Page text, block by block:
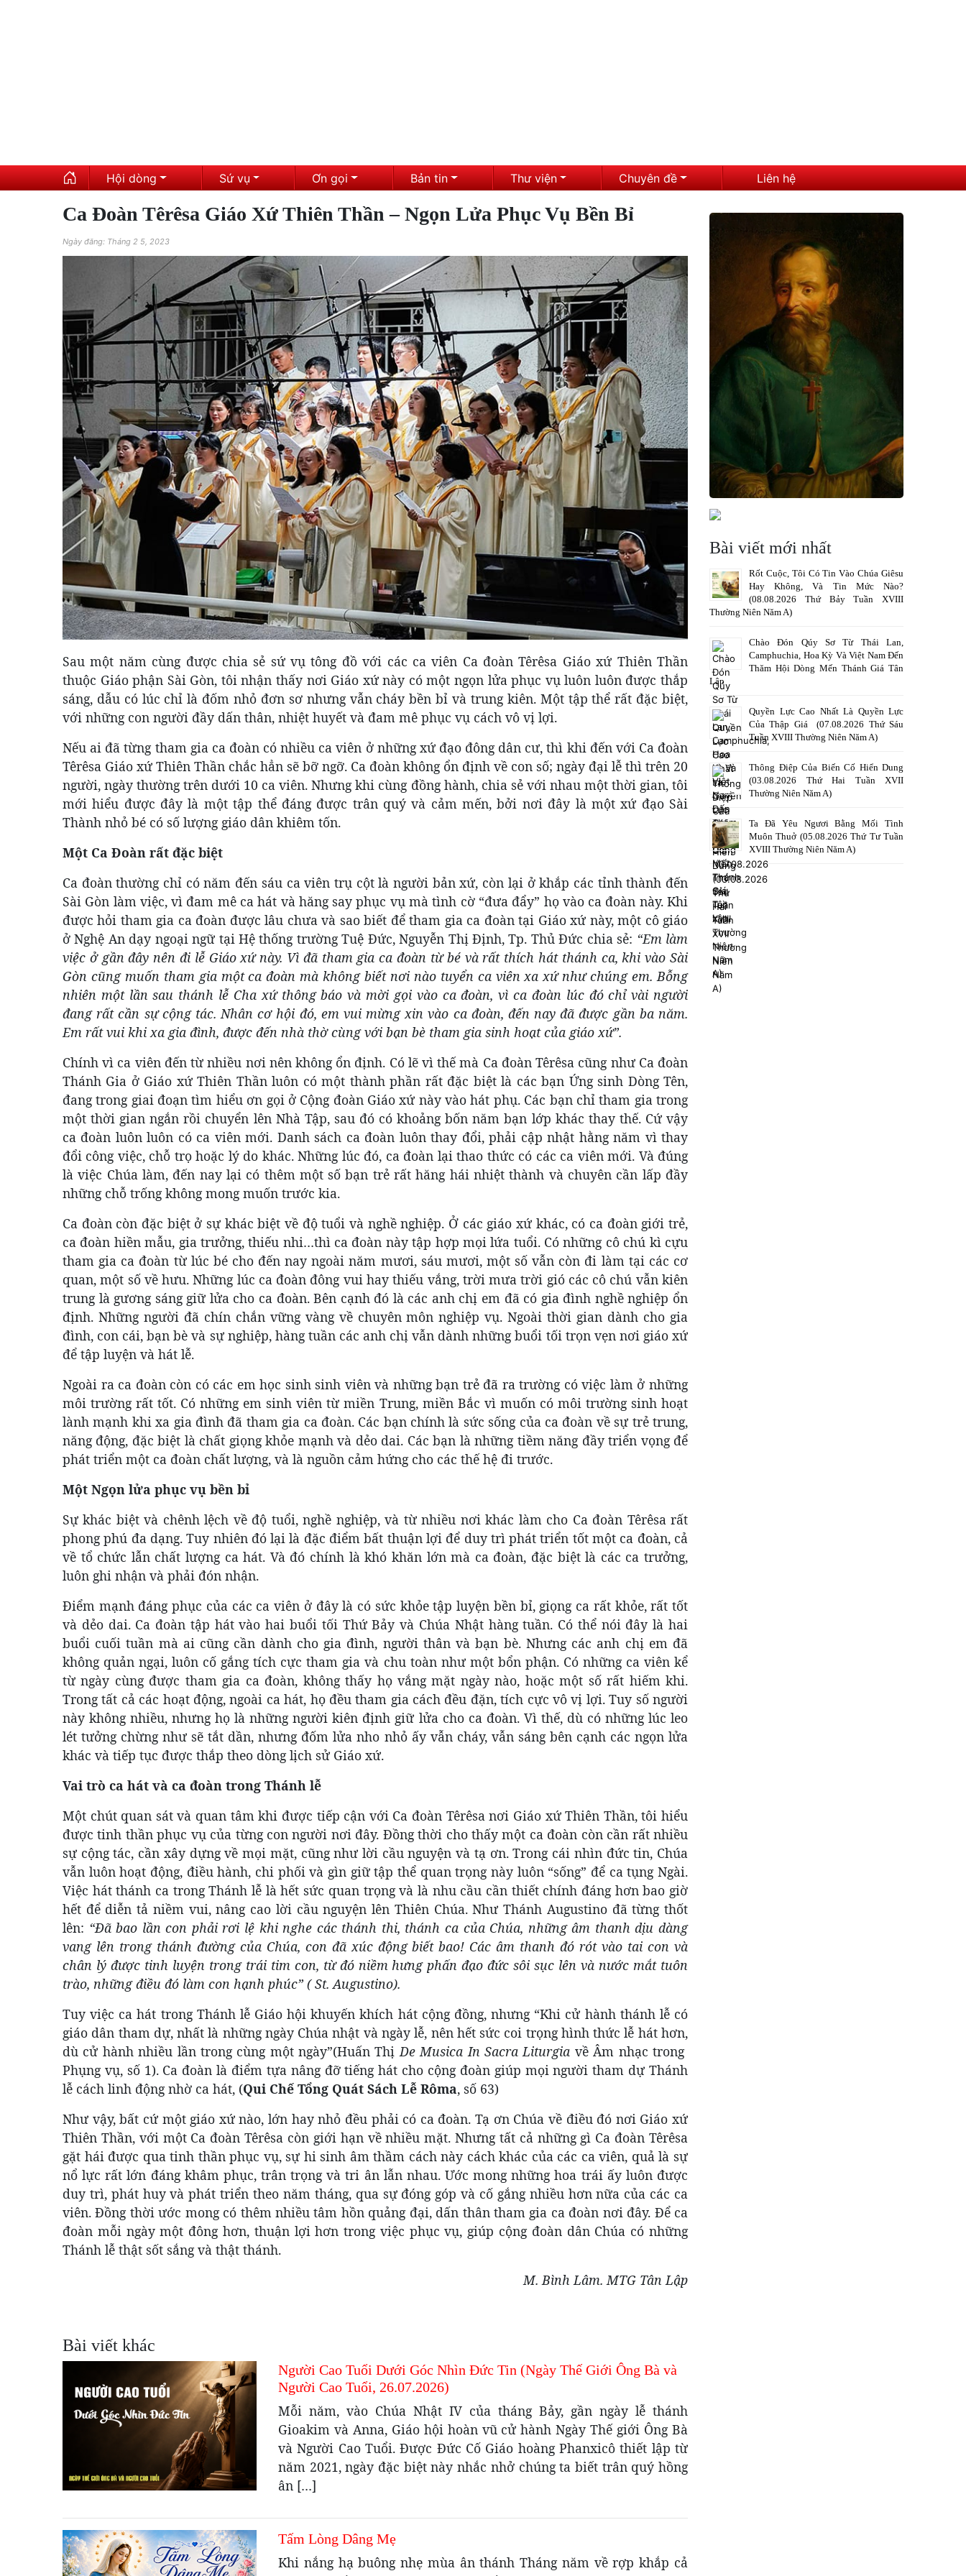
Hội dòng Sứ vụ Ơn gọi Bản tin Thư viện Chuyên đề Liên hệ
Ca Đoàn Têrêsa Giáo Xứ Thiên Thần – Ngọn Lửa Phục Vụ Bền Bỉ
Ngày đăng: Tháng 2 5, 2023
Sau một năm cùng được chia sẻ sứ vụ tông đồ với các ca viên Ca đoàn Têrêsa Giáo xứ Thiên Thần
thuộc Giáo phận Sài Gòn, tôi nhận thấy nơi Giáo xứ này có một ngọn lửa phục vụ luôn luôn được thắp
sáng, dẫu có lúc chỉ là đốm nhỏ đơn sơ nhưng vẫn cháy bền bỉ và trung kiên. Một tập thể rất đặc biệt,
với những con người đầy dấn thân, nhiệt huyết và đam mê phục vụ cách vô vị lợi.
Nếu ai đã từng tham gia ca đoàn có nhiều ca viên ở những xứ đạo đông dân cư, thì khi đến với Ca đoàn
Têrêsa Giáo xứ Thiên Thần chắc hẳn sẽ bỡ ngỡ. Ca đoàn không ổn định về con số; ngày đại lễ thì trên 20
người, ngày thường trên dưới 10 ca viên. Nhưng khi cùng đồng hành, chia sẻ với nhau một thời gian, tôi
mới hiểu được đây là một tập thể đáng được trân quý và cảm mến, bởi nơi đây là một xứ đạo Sài
Thành nhỏ bé có số lượng giáo dân khiêm tốn.
Một Ca Đoàn rất đặc biệt
Ca đoàn thường chỉ có năm đến sáu ca viên trụ cột là người bản xứ, còn lại ở khắp các tỉnh thành đến
Sài Gòn làm việc, vì đam mê ca hát và hăng say phục vụ mà tình cờ “đưa đẩy” họ vào ca đoàn này. Khi
được hỏi tham gia ca đoàn được lâu chưa và sao biết để tham gia ca đoàn tại Giáo xứ này, một cô giáo
ở Nghệ An dạy ngoại ngữ tại Hệ thống trường Tuệ Đức, Nguyễn Thị Định, Tp. Thủ Đức chia sẻ: “Em làm
việc ở gần đây nên đi lễ Giáo xứ này. Vì đã tham gia ca đoàn từ bé và rất thích hát thánh ca, khi vào Sài
Gòn cũng muốn tham gia một ca đoàn mà không biết nơi nào tuyển ca viên xa xứ như chúng em. Bỗng
nhiên một lần sau thánh lễ Cha xứ thông báo và mời gọi vào ca đoàn, vì ca đoàn lúc đó chỉ vài người
đang rất cần sự cộng tác. Nhân cơ hội đó, em vui mừng xin vào ca đoàn, đến nay đã được gần ba năm.
Em rất vui khi xa gia đình, được đến nhà thờ cùng với bạn bè tham gia sinh hoạt của giáo xứ”.
Chính vì ca viên đến từ nhiều nơi nên không ổn định. Có lẽ vì thế mà Ca đoàn Têrêsa cũng như Ca đoàn
Thánh Gia ở Giáo xứ Thiên Thần luôn có một thành phần rất đặc biệt là các bạn Ứng sinh Dòng Tên,
đang trong giai đoạn tìm hiểu ơn gọi ở Cộng đoàn Giáo xứ này vào hát phụ. Các bạn chỉ tham gia trong
một thời gian ngắn rồi chuyển lên Nhà Tập, sau đó có khoảng bốn năm bạn lớp khác thay thế. Cứ vậy
ca đoàn luôn luôn có ca viên mới. Danh sách ca đoàn luôn thay đổi, phải cập nhật hằng năm vì thay
đổi công việc, chỗ trọ hoặc lý do khác. Những lúc đó, ca đoàn lại thao thức có các ca viên mới. Và đúng
là việc Chúa làm, đến nay lại có thêm một số bạn trẻ rất hăng hái nhiệt thành và chuyên cần lấp đầy
những chỗ trống không mong muốn trước kia.
Ca đoàn còn đặc biệt ở sự khác biệt về độ tuổi và nghề nghiệp. Ở các giáo xứ khác, có ca đoàn giới trẻ,
ca đoàn hiền mẫu, gia trưởng, thiếu nhi…thì ca đoàn này tập hợp mọi lứa tuổi. Có những cô chú kì cựu
tham gia ca đoàn từ lúc bé cho đến nay ngoài năm mươi, sáu mươi, một số vẫn còn đi làm tại các cơ
quan, một số về hưu. Những lúc ca đoàn đông vui hay thiếu vắng, trời mưa trời gió các cô chú vẫn kiên
trung là gương sáng giữ lửa cho ca đoàn. Bên cạnh đó là các anh chị em đã có gia đình nghề nghiệp ổn
định. Những người đã chín chắn vững vàng về chuyên môn nghiệp vụ. Ngoài thời gian dành cho gia
đình, con cái, bạn bè và sự nghiệp, hàng tuần các anh chị vẫn dành những buổi tối trọn vẹn nơi giáo xứ
để tập luyện và hát lễ.
Ngoài ra ca đoàn còn có các em học sinh sinh viên và những bạn trẻ đã ra trường có việc làm ở những
môi trường rất tốt. Có những em sinh viên từ miền Trung, miền Bắc vì muốn có môi trường sinh hoạt
lành mạnh khi xa gia đình đã tham gia ca đoàn. Các bạn chính là sức sống của ca đoàn về sự trẻ trung,
năng động, đặc biệt là chất giọng khỏe mạnh và dẻo dai. Các bạn là những tiềm năng đầy triển vọng để
phát triển một ca đoàn chất lượng, và là nguồn cảm hứng cho các thế hệ đi trước.
Một Ngọn lửa phục vụ bền bỉ
Sự khác biệt và chênh lệch về độ tuổi, nghề nghiệp, và từ nhiều nơi khác làm cho Ca đoàn Têrêsa rất
phong phú đa dạng. Tuy nhiên đó lại là đặc điểm bất thuận lợi để duy trì phát triển tốt một ca đoàn, cả
về tổ chức lẫn chất lượng ca hát. Và đó chính là khó khăn lớn mà ca đoàn, đặc biệt là các ca trưởng,
luôn ghi nhận và phải đón nhận.
Điểm mạnh đáng phục của các ca viên ở đây là có sức khỏe tập luyện bền bỉ, giọng ca rất khỏe, rất tốt
và dẻo dai. Ca đoàn tập hát vào hai buổi tối Thứ Bảy và Chúa Nhật hàng tuần. Có thể nói đây là hai
buổi cuối tuần mà ai cũng cần dành cho gia đình, người thân và bạn bè. Nhưng các anh chị em đã
không quản ngại, luôn cố gắng tích cực tham gia và chu toàn như một bổn phận. Có những ca viên kể
từ ngày cùng được tham gia ca đoàn, không thấy họ vắng mặt ngày nào, hoặc một số rất hiếm khi.
Trong tất cả các hoạt động, ngoài ca hát, họ đều tham gia cách đều đặn, tích cực vô vị lợi. Tuy số người
này không nhiều, nhưng họ là những người kiên định giữ lửa cho ca đoàn. Vì thế, dù có những lúc leo
lét tưởng chừng như sẽ tắt dần, nhưng đốm lửa nho nhỏ ấy vẫn cháy, vẫn sáng bên cạnh các ngọn lửa
khác và tiếp tục được thắp theo dòng lịch sử Giáo xứ.
Vai trò ca hát và ca đoàn trong Thánh lễ
Một chút quan sát và quan tâm khi được tiếp cận với Ca đoàn Têrêsa nơi Giáo xứ Thiên Thần, tôi hiểu
được tinh thần phục vụ của từng con người nơi đây. Đồng thời cho thấy một ca đoàn còn cần rất nhiều
sự cộng tác, cần xây dựng về mọi mặt, cũng như lời cầu nguyện và tạ ơn. Trong cái nhìn đức tin, Chúa
vẫn luôn hoạt động, điều hành, chi phối và gìn giữ tập thể quan trọng này luôn “sống” để ca tụng Ngài.
Việc hát thánh ca trong Thánh lễ là hết sức quan trọng và là nhu cầu cần thiết chính đáng hơn bao giờ
hết để diễn tả niềm vui, nâng cao lời cầu nguyện lên Thiên Chúa. Như Thánh Augustino đã từng thốt
lên: “Đã bao lần con phải rơi lệ khi nghe các thánh thi, thánh ca của Chúa, những âm thanh dịu dàng
vang lên trong thánh đường của Chúa, con đã xúc động biết bao! Các âm thanh đó rót vào tai con và
chân lý được tinh luyện trong trái tim con, từ đó niềm hưng phấn đạo đức sôi sục lên và nước mắt tuôn
trào, những điều đó làm con hạnh phúc” ( St. Augustino).
Tuy việc ca hát trong Thánh lễ Giáo hội khuyến khích hát cộng đồng, nhưng “Khi cử hành thánh lễ có
giáo dân tham dự, nhất là những ngày Chúa nhật và ngày lễ, nên hết sức coi trọng hình thức lễ hát hơn,
dù cử hành nhiều lần trong cùng một ngày”(Huấn ThịDe Musica In Sacra Liturgia về Âm nhạc trong
Phụng vụ, số 1). Ca đoàn là điểm tựa nâng đỡ tiếng hát cho cộng đoàn giúp mọi người tham dự Thánh
lễ cách linh động nhờ ca hát, (Qui Chế Tổng Quát Sách Lễ Rôma, số 63)
Như vậy, bất cứ một giáo xứ nào, lớn hay nhỏ đều phải có ca đoàn. Tạ ơn Chúa về điều đó nơi Giáo xứ
Thiên Thần, với một Ca đoàn Têrêsa còn giới hạn về nhiều mặt. Nhưng tất cả những gì Ca đoàn Têrêsa
gặt hái được qua tinh thần phục vụ, sự hi sinh âm thầm cách này cách khác của các ca viên, quả là sự
nổ lực rất lớn đáng khâm phục, trân trọng và tri ân lẫn nhau. Ước mong những hoa trái ấy luôn được
duy trì, phát huy và phát triển theo năm tháng, qua sự đóng góp và cố gắng nhiều hơn nữa của các ca
viên. Đồng thời ước mong có thêm nhiều tâm hồn quảng đại, dấn thân tham gia ca đoàn nơi đây. Để ca
đoàn mỗi ngày một đông hơn, thuận lợi hơn trong việc phục vụ, giúp cộng đoàn dân Chúa có những
Thánh lễ thật sốt sắng và thật thánh.
M. Bình Lâm. MTG Tân Lập
Bài viết khác
Người Cao Tuổi Dưới Góc Nhìn Đức Tin (Ngày Thế Giới Ông Bà và
Người Cao Tuổi, 26.07.2026)
Mỗi năm, vào Chúa Nhật IV của tháng Bảy, gần ngày lễ thánh
Gioakim và Anna, Giáo hội hoàn vũ cử hành Ngày Thế giới Ông Bà
và Người Cao Tuổi. Được Đức Cố Giáo hoàng Phanxicô thiết lập từ
năm 2021, ngày đặc biệt này nhắc nhở chúng ta biết trân quý hồng
ân […]
Tấm Lòng Dâng Mẹ
Khi nắng hạ buông nhẹ mùa ân thánh Tháng năm về rợp khắp cả
Bài viết mới nhất
Rốt Cuộc, Tôi Có Tin Vào Chúa Giêsu
Hay Không, Và Tin Mức Nào?
(08.08.2026 Thứ Bảy Tuần XVIII
Thường Niên Năm A)
Chào Đón Qúy Sơ Từ Thái Lan,
Camphuchia, Hoa Kỳ Và Việt Nam Đến
Thăm Hội Dòng Mến Thánh Giá Tân
Lập
Quyền Lực Cao Nhất Là Quyền Lực
Của Thập Giá (07.08.2026 Thứ Sáu
Tuần XVIII Thường Niên Năm A)
Thông Điệp Của Biến Cố Hiển Dung
(03.08.2026 Thứ Hai Tuần XVII
Thường Niên Năm A)
Ta Đã Yêu Ngươi Bằng Mối Tình
Muôn Thuở (05.08.2026 Thứ Tư Tuần
XVIII Thường Niên Năm A)